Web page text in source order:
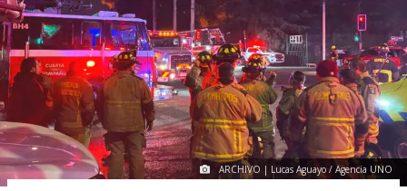
ARCHIVO | Lucas Aguayo / Agencia UNO